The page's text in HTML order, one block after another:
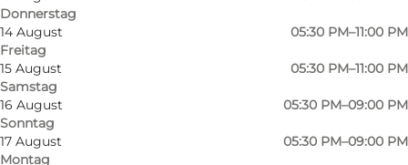
Donnerstag
14 August
Freitag
05:30 PM–11:00 PM
15 August
Samstag
05:30 PM–11:00 PM
16 August
Sonntag
05:30 PM–09:00 PM
17 August
Montag
05:30 PM–09:00 PM
guten Service. MASH hat derzeit zwei
Restaurants in Deutschland und acht in
Dänemark, eines davon in Odense. Bei MASH
werden die Zutaten respektiert, so dass Ihnen
sowohl ein großartiger Service als auch ein
erstklassiges Geschmackserlebnis garantiert ist.